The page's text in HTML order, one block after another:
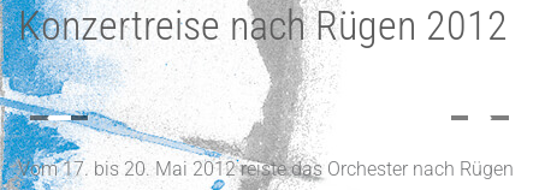
Konzertreise nach Rügen 2012
Vom 17. bis 20. Mai 2012 reiste das Orchester nach Rügen